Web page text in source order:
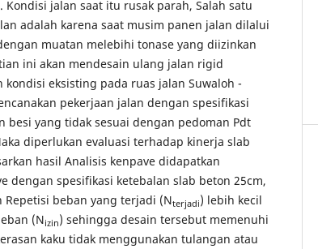
Kondisi jalan saat itu rusak parah, Salah satu
adalah karena saat musim panen jalan dilalui
muatan melebihi tonase yang diizinkan
ini akan mendesain ulang jalan rigid
kondisi eksisting pada ruas jalan Suwaloh -
pekerjaan jalan dengan spesifikasi
besi yang tidak sesuai dengan pedoman Pdt
diperlukan evaluasi terhadap kinerja slab
hasil Analisis kenpave didapatkan
dengan spesifikasi ketebalan slab beton 25cm,
Repetisi beban yang terjadi (Nterjadi) lebih kecil
(Nizin) sehingga desain tersebut memenuhi
kaku tidak menggunakan tulangan atau